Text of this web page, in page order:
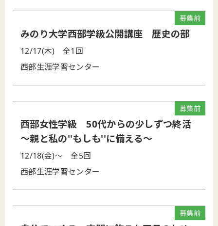
募集前
みのり大学西部学級公開講座 歴史の部
12/17(木)
全1回
西部生涯学習センター
募集前
西部女性学級 50代からの少しずつ終活
～親と私の''もしも''に備える～
12/18(金)～
全5回
西部生涯学習センター
募集前